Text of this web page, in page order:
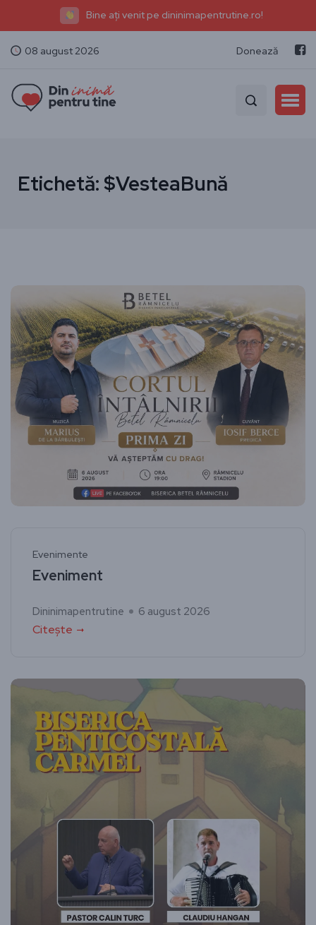
Bine ați venit pe dininimapentrutine.ro!
08 august 2026 Donează
Etichetă: $VesteaBună
Evenimente
Eveniment
Dininimapentrutine 6 august 2026
Citește